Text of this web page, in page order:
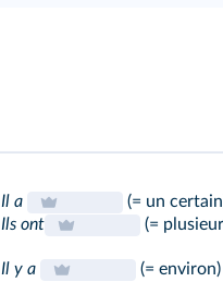
Il a (= un
Ils ont
(=
Il y a (= environ)